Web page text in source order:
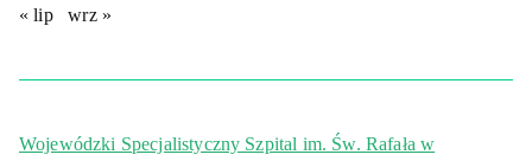
« lip wrz »
Wojewódzki Specjalistyczny Szpital im. Św. Rafała w